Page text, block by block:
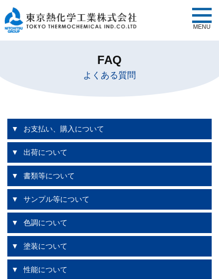
MENU
FAQ
よくある質問
お支払い、購入について
出荷について
書類等について
サンプル等について
色調について
塗装について
性能について